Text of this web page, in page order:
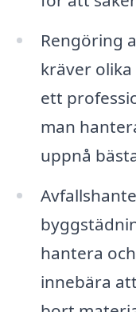
Rengöring
kräver
ett
man
uppnå
hantera
innebära